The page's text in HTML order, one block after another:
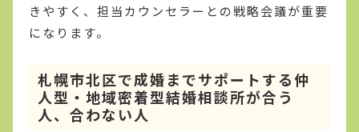
きやすく、担当カウンセラーとの戦略会議が重要
になります。
札幌市北区で成婚までサポートする仲
人型・地域密着型結婚相談所が合う
人、合わない人